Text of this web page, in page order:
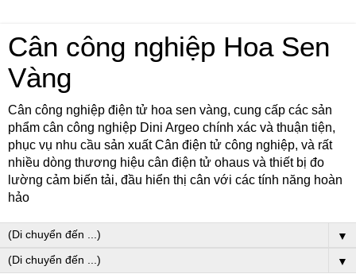
Cân công nghiệp Hoa Sen
Vàng
Cân công nghiệp điện tử hoa sen vàng, cung cấp các sản
phẩm cân công nghiệp Dini Argeo chính xác và thuận tiện,
phục vụ nhu cầu sản xuất Cân điện tử công nghiệp, và rất
nhiều dòng thương hiệu cân điện tử ohaus và thiết bị đo
lường cảm biến tải, đầu hiển thị cân với các tính năng hoàn
hảo
▼
▼